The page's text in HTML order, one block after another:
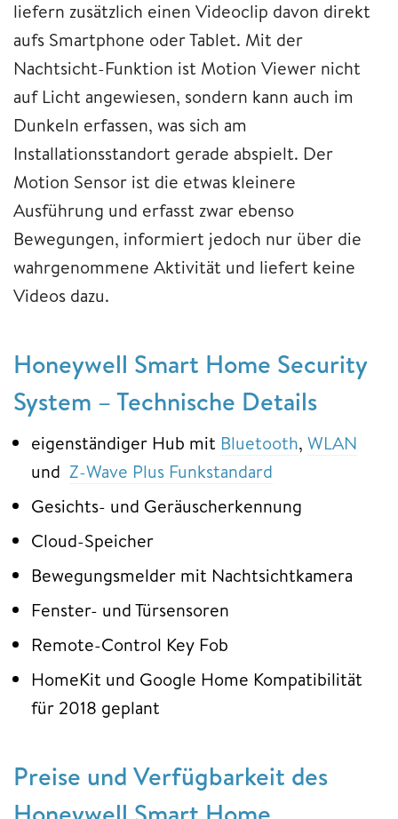
liefern zusätzlich einen Videoclip davon direkt
aufs Smartphone oder Tablet. Mit der
Nachtsicht-Funktion ist Motion Viewer nicht
auf Licht angewiesen, sondern kann auch im
Dunkeln erfassen, was sich am
Installationsstandort gerade abspielt. Der
Motion Sensor ist die etwas kleinere
Ausführung und erfasst zwar ebenso
Bewegungen, informiert jedoch nur über die
wahrgenommene Aktivität und liefert keine
Videos dazu.
Honeywell Smart Home Security
System – Technische Details
eigenständiger Hub mit Bluetooth, WLAN
und Z-Wave Plus Funkstandard
Gesichts- und Geräuscherkennung
Cloud-Speicher
Bewegungsmelder mit Nachtsichtkamera
Fenster- und Türsensoren
Remote-Control Key Fob
HomeKit und Google Home Kompatibilität
für 2018 geplant
Preise und Verfügbarkeit des